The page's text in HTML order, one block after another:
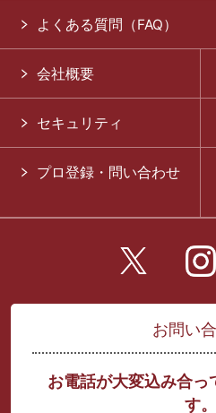
よくある質問（FAQ）
会社概要
セキュリティ
プロ登録・問い合わせ
お問い
お電話が大変込み合っ
す。